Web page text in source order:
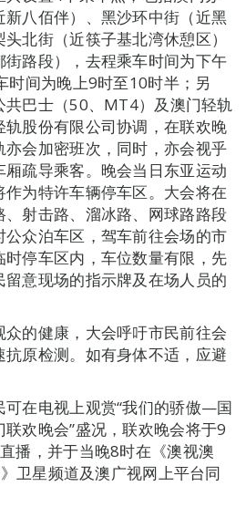
八佰伴）、黑沙环中街（近黑
北街（近筷子基北湾休憩区）
路段），去程乘车时间为下午
时间为晚上9时至10时半；另
共巴士（50、MT4）及澳门轻轨
股份有限公司协调，在联欢晚
会加密班次，同时，亦会视乎
疏导乘客。晚会当日东亚运动
为特许车辆停车区。大会将在
射击路、溜冰路、网球路路段
众泊车区，驾车前往会场的市
停车区内，车位数量有限，先
意现场的指示牌及在场人员的
的健康，大会呼吁市民前往会
原检测。如有身体不适，应避
可在电视上观赏“我们的骄傲—国
欢晚会”盛况，联欢晚会将于9
播，并于当晚8时在《澳视澳
卫星频道及澳广视网上平台同